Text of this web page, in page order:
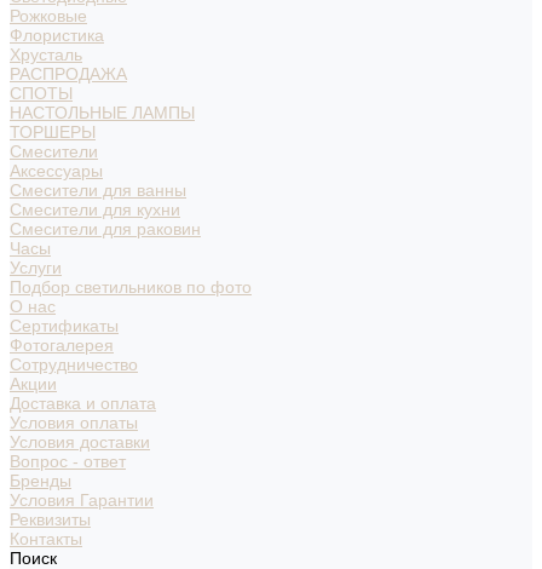
Рожковые
Флористика
Хрусталь
РАСПРОДАЖА
СПОТЫ
НАСТОЛЬНЫЕ ЛАМПЫ
ТОРШЕРЫ
Смесители
Аксессуары
Смесители для ванны
Смесители для кухни
Смесители для раковин
Часы
Услуги
Подбор светильников по фото
О нас
Сертификаты
Фотогалерея
Сотрудничество
Акции
Доставка и оплата
Условия оплаты
Условия доставки
Вопрос - ответ
Бренды
Условия Гарантии
Реквизиты
Контакты
Поиск